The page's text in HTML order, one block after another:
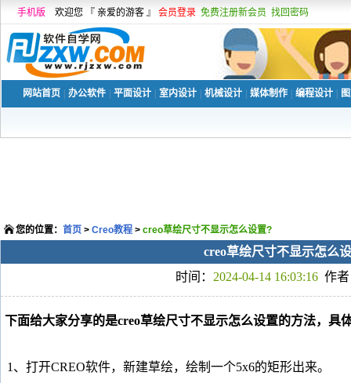
手机版 欢迎您 『 亲爱的游客 』 会员登录 免费注册新会员 找回密码
网站首页 办公软件 平面设计 室内设计 机械设计 媒体制作 编程设计
您的位置： 首页 > Creo教程 > creo草绘尺寸不显示怎么设置?
creo草绘尺寸不显示怎么
时间： 2024-04-14 16:03:16 作
下面给大家分享的是creo草绘尺寸不显示怎么设置的方法，具
1、打开CREO软件，新建草绘，绘制一个5x6的矩形出来。